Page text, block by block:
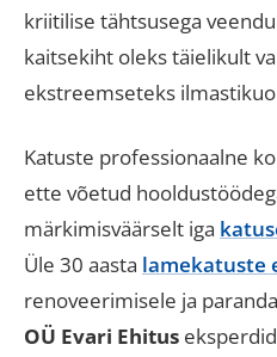
kriitilise tähtsusega
kaitsekiht oleks täielikult
ekstreemseteks
Katuste professionaalne
ette võetud
märkimisväärselt iga
Üle 30 aasta lamekatuste
renoveerimisele ja
OÜ Evari Ehitus